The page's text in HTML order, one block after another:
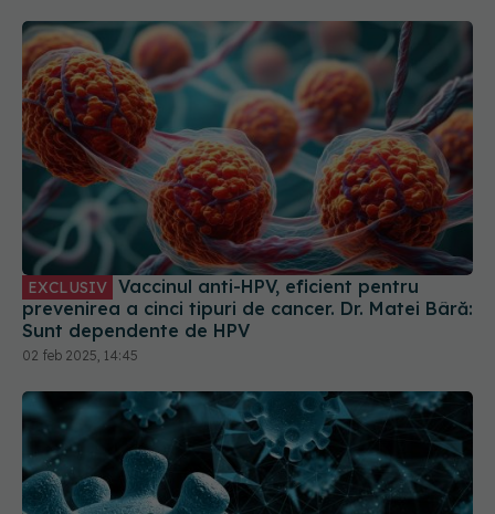
EXCLUSIV
prevenirea a cinci tipuri de cancer. Dr. Matei Bâră:
Sunt dependente de HPV
02 feb 2025, 14:45